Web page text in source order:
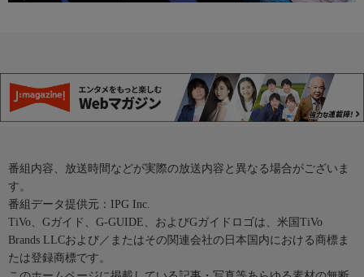
番組内容、放送時間などが実際の放送内容と異なる場合がございま
す。
番組データ提供元：IPG Inc.
TiVo、Gガイド、G-GUIDE、およびGガイドロゴは、米国TiVo
Brands LLCおよび／またはその関連会社の日本国内における商標ま
たは登録商標です。